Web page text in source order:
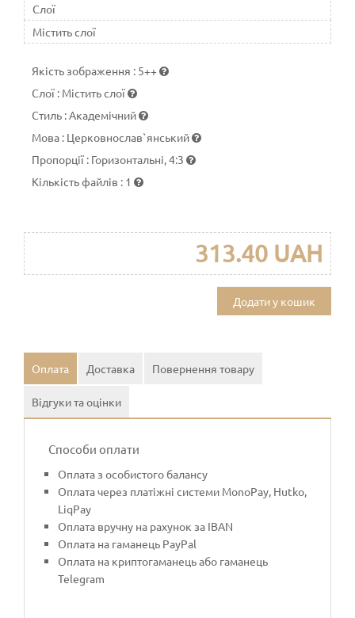
Слої
Містить слої
Якість зображення : 5++
Слої : Містить слої
Стиль : Академічний
Мова : Церковнослав`янський
Пропорції : Горизонтальні, 4:3
Кількість файлів : 1
313.40 UAH
Додати у кошик
Оплата Доставка Повернення товару
Відгуки та оцінки
Способи оплати
Оплата з особистого балансу
Оплата через платіжні системи MonoPay, Hutko,
LiqPay
Оплата вручну на рахунок за IBAN
Оплата на гаманець PayPal
Оплата на криптогаманець або гаманець
Telegram